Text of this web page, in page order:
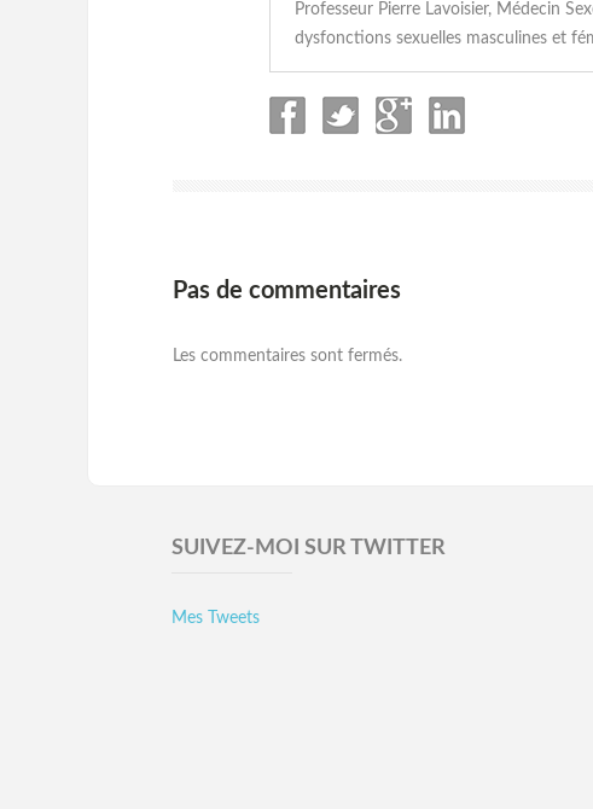
Professeur Pierre Lavoisier, Médecin
dysfonctions sexuelles masculines et
Pas de commentaires
Les commentaires sont fermés.
SUIVEZ-MOI SUR TWITTER
Mes Tweets